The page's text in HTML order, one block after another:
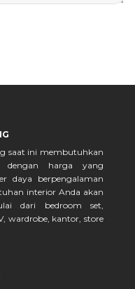
saat ini membutuhkan
dengan harga yang
daya berpengalaman
interior Anda akan
dari bedroom set,
wardrobe, kantor, store